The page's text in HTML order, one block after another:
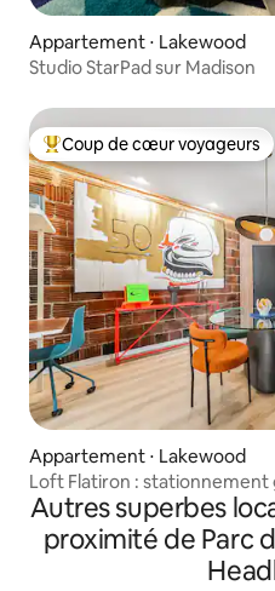
Appartement ⋅ Lakewood
Studio StarPad sur Madison
Coups de cœur voyageurs les
Coup de cœur voyageurs
Appartement ⋅ Lakewood
Loft Flatiron : stationnement
Autres superbes
proximité de Parc